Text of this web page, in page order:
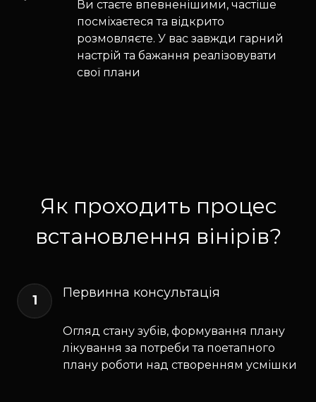
Ви стаєте впевненішими, частіше
посміхаєтеся та відкрито
розмовляєте. У вас завжди гарний
настрій та бажання реалізовувати
свої плани
Як проходить процес
встановлення вінірів?
1
Первинна консультація
Огляд стану зубів, формування плану
лікування за потреби та поетапного
плану роботи над створенням усмішки